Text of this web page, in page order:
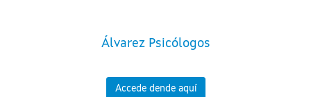
Álvarez Psicólogos
Accede dende aquí